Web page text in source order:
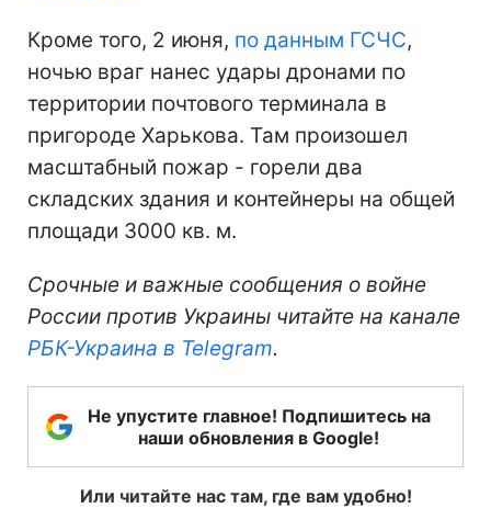
Кроме того, 2 июня, по данным ГСЧС,
ночью враг нанес удары дронами по
территории почтового терминала в
пригороде Харькова. Там произошел
масштабный пожар - горели два
складских здания и контейнеры на общей
площади 3000 кв. м.
Срочные и важные сообщения о войне
России против Украины читайте на канале
РБК-Украина в Telegram.
Не упустите главное! Подпишитесь на
наши обновления в Google!
Или читайте нас там, где вам удобно!